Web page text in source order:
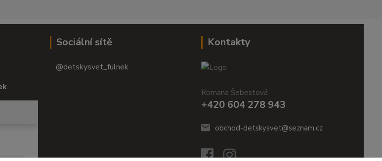
Sociální sítě
@detskysvet_fulnek
Kontakty
Romana Šebestová
+420 604 278 943
obchod-detskysvet@seznam.cz